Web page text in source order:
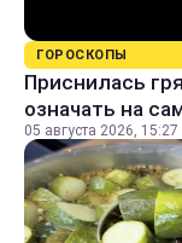
ГОРОСКОПЫ
Приснилась
означать на
05 августа 2026, 15:27